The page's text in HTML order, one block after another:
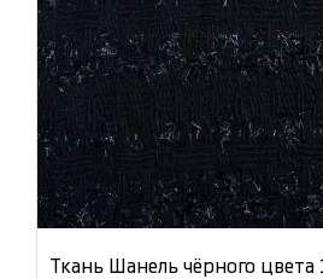
Ткань Шанель чёрного цвета